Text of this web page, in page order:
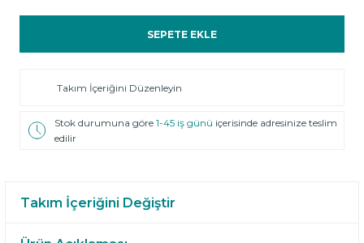
SEPETE EKLE
Takım İçeriğini Düzenleyin
Stok durumuna göre1-45 iş günü içerisinde adresinize teslim
edilir
Takım İçeriğini Değiştir